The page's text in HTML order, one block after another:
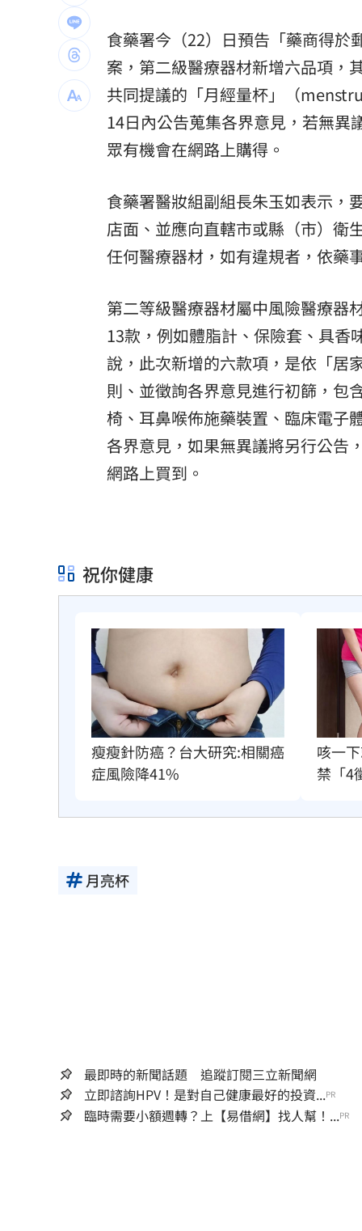
瓊斯盃賽制惹議 籃協正面回應為提升
將邁拉入戰場當假想敵？蔣遭疑布局總
田路路窮困 許常德開轟工會理事長曹
王品牛排姓名有「王、玉」龍蝦免費吃
鄭麗文訪中要480萬！民主基金會：沒
新／水電工施工不慎！電梯井墜落重傷
LIVE三立+24小時直播 15:27
三立iNEWS新聞台線上直播 18:00
市場到酒場料理！可果美蕃茄醬創無限
父親節送會拉筋的按摩椅 爸爸「筋歡
油品食安事件引關注 挑選保健食品要注
食藥署今（22）日預告「藥商得於
案，第二級醫療器材新增六品項，
共同提議的「月經量杯」（
14日內公告蒐集各界意見，若無異
眾有機會在網路上購得。
食藥署醫妝組副組長朱玉如表示，
店面、並應向直轄市或縣（市）衛
任何醫療器材，如有違規者，依藥
第二等級醫療器材屬中風險醫療器
13款，例如體脂計、保險套、具香
說，此次新增的六款項，是依「居
則、並徵詢各界意見進行初篩，包
椅、耳鼻喉佈施藥裝置、臨床電子
各界意見，如果無異議將另行公告
網路上買到。
祝你健康
瘦瘦針防癌？台大研究:相關癌
症風險降41%
咳一
禁「4
月亮杯
最即時的新聞話題 追蹤訂閱三立新聞網
立即諮詢HPV！是對自己健康最好的投資...PR
臨時需要小額週轉？上【易借網】找人幫！...PR